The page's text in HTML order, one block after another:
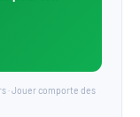
· Jouer comporte des